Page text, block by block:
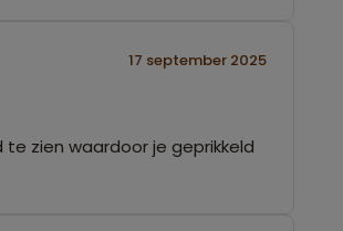
17 september 2025
zien waardoor je geprikkeld